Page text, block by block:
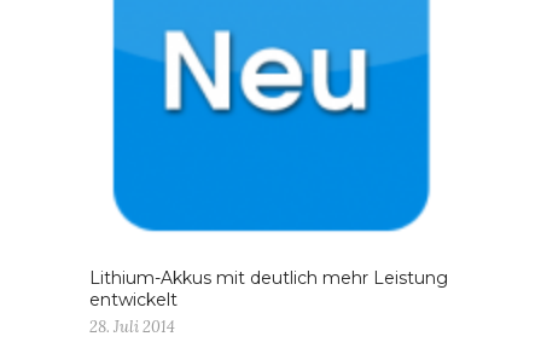
Lithium-Akkus mit deutlich mehr Leistung
entwickelt
28. Juli 2014